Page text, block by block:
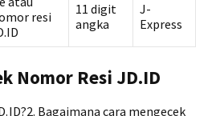
resi
11 digit
angka
J-
Express
Nomor Resi JD.ID
Bagaimana cara mengecek